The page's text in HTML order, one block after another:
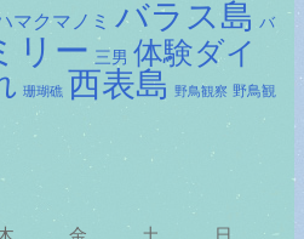
マクマノミ バラス島 バ
リー 三男 体験ダイ
珊瑚礁 西表島 野鳥観察 野鳥観